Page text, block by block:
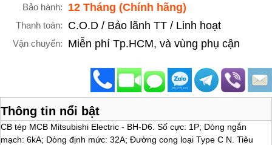
Bảo hành: 12 Tháng (Chính hãng)
Thanh toán: C.O.D / Bảo lãnh TT / Linh hoạt
Vận chuyển: Miễn phí Tp.HCM, và vùng phụ cận
Thông tin nổi bật
CB tép MCB Mitsubishi Electric - BH-D6. Số cực: 1P; Dòng ngắn
mạch: 6kA; Dòng định mức: 32A; Đường cong loại Type C N. Tiêu